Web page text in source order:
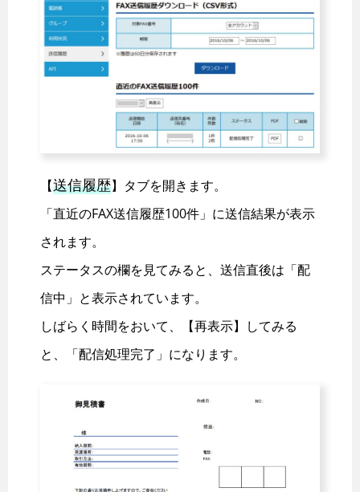
【送信履歴】タブを開きます。
「直近のFAX送信履歴100件」に送信結果が表示
されます。
ステータスの欄を見てみると、送信直後は「配
信中」と表示されています。
しばらく時間をおいて、【再表示】してみる
と、「配信処理完了」になります。